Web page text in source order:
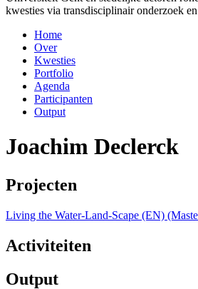
kwesties via transdisciplinair onderzoek
Home
Over
Kwesties
Portfolio
Agenda
Participanten
Output
Joachim Declerck
Projecten
Living the Water-Land-Scape (EN)
Activiteiten
Output